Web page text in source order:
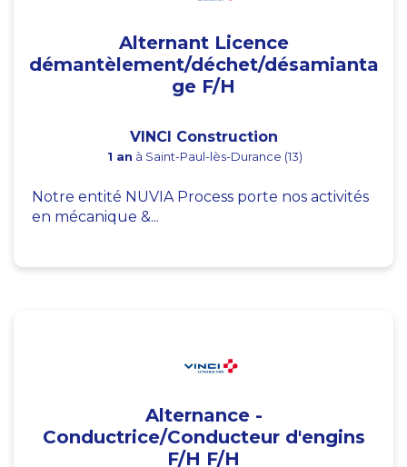
Alternant Licence
démantèlement/déchet/désamianta
ge F/H
VINCI Construction
1 an à Saint-Paul-lès-Durance (13)
Notre entité NUVIA Process porte nos activités
en mécanique &...
Alternance -
Conductrice/Conducteur d'engins
F/H F/H